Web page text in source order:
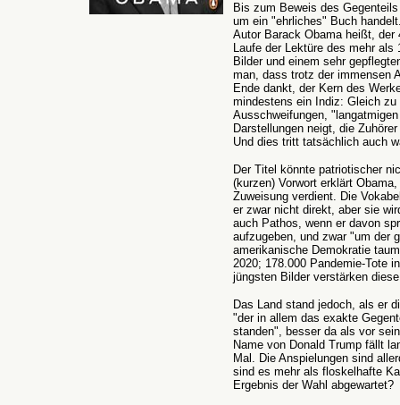
Bis zum Beweis des
um ein "ehrliches" Buch
Autor Barack Obama heißt, der
Laufe der Lektüre des mehr
Bilder und einem sehr
man, dass trotz der immensen
Ende dankt, der Kern des
mindestens ein Indiz: Gleich
Ausschweifungen,
Darstellungen neigt, die
Und dies tritt tatsächlich auch
Der Titel könnte patriotischer
(kurzen) Vorwort erklärt
Zuweisung verdient. Die
er zwar nicht direkt, aber sie
auch Pathos, wenn er davon
aufzugeben, und zwar "um der
amerikanische Demokratie
2020; 178.000 Pandemie-Tote
jüngsten Bilder verstärken
Das Land stand jedoch, als er
"der in allem das exakte
standen", besser da als vor
Name von Donald Trump fällt
Mal. Die Anspielungen sind
sind es mehr als floskelhafte
Ergebnis der Wahl abgewartet?